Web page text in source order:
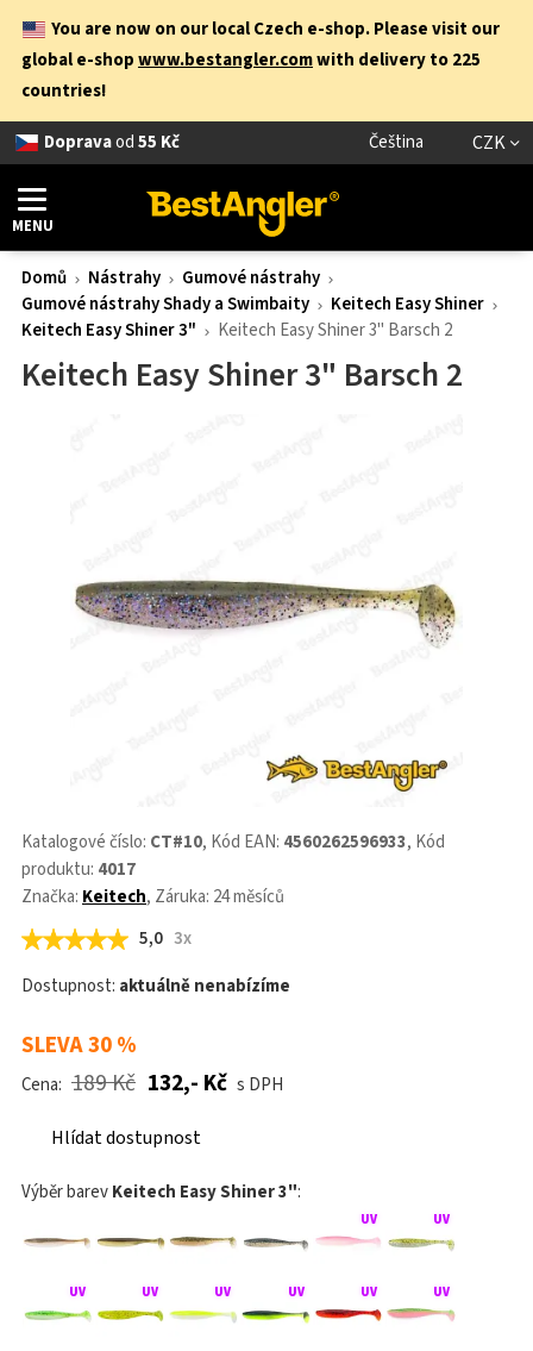
You are now on our local Czech e-shop. Please visit our
global e-shopwww.bestangler.comwith delivery to 225
countries!
Dopravaod55 Kč Čeština CZK
MENU
Domů Nástrahy
Gumové nástrahy
Gumové nástrahy Shady a Swimbaity
Keitech Easy Shiner
Keitech Easy Shiner 3"
Keitech Easy Shiner 3" Barsch 2
Keitech Easy Shiner 3" Barsch 2
Katalogové číslo: CT#10, Kód EAN: 4560262596933, Kód
produktu: 4017
Značka: Keitech, Záruka: 24 měsíců
5,0 3x
Dostupnost: aktuálně nenabízíme
SLEVA30 %
Cena: 189 Kč 132,- Kč s DPH
Hlídat dostupnost
Výběr barevKeitech Easy Shiner 3":